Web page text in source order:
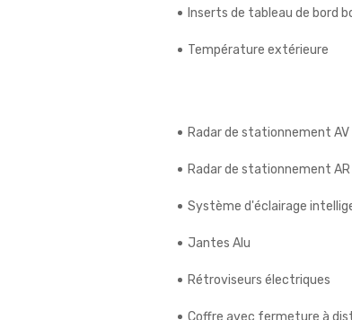
Inserts de tableau de bord
Température extérieure
Radar de stationnement AV
Radar de stationnement AR
Système d'éclairage
Jantes Alu
Rétroviseurs électriques
Coffre avec fermeture à